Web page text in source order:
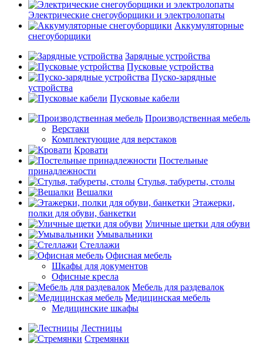
Электрические снегоуборщики и электролопаты
Аккумуляторные
снегоуборщики
Зарядные устройства
Пусковые устройства
Пуско-зарядные
устройства
Пусковые кабели
Производственная мебель
Верстаки
Комплектующие для верстаков
Кровати
Постельные
принадлежности
Стулья, табуреты, столы
Вешалки
Этажерки,
полки для обуви, банкетки
Уличные щетки для обуви
Умывальники
Стеллажи
Офисная мебель
Шкафы для документов
Офисные кресла
Мебель для раздевалок
Медицинская мебель
Медицинские шкафы
Лестницы
Стремянки